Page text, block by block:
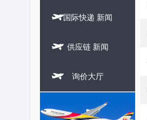
国际快递 新闻
 供应链 新闻
 询价大厅